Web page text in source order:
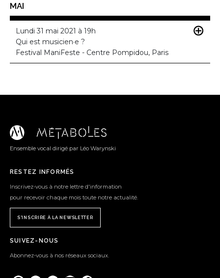
MAI
Lundi 31 mai 2021 à 19h
Qui est musicien·e ?
Festival ManiFeste - Centre Pompidou, Paris
Ensemble vocal dirigé par Léo Warynski
RESTEZ INFORMÉS
Inscrivez-vous à notre lettre d'information
pour recevoir chaque mois toute notre actualité.
S'INSCRIRE À LA NEWSLETTER
SUIVEZ-NOUS
Abonnez-vous à nos réseaux sociaux.